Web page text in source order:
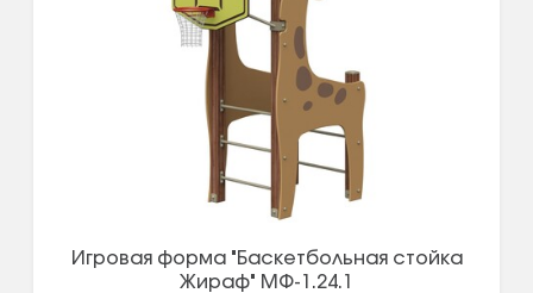
Игровая форма "Баскетбольная стойка
Жираф" МФ-1.24.1